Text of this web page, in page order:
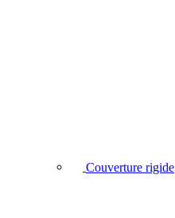
Couverture rigide